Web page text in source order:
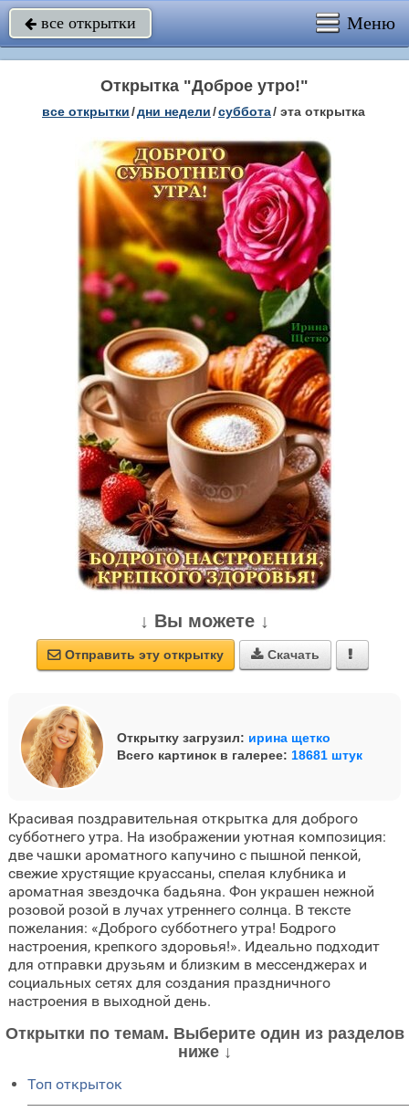
 все открытки Меню
Открытка "Доброе утро!"
все открытки/дни недели/суббота/ эта открытка
↓ Вы можете ↓
 Отправить эту открытку  Скачать 
Открытку загрузил: ирина щетко
Всего картинок в галерее: 18681 штук
Красивая поздравительная открытка для доброго
субботнего утра. На изображении уютная композиция:
две чашки ароматного капучино с пышной пенкой,
свежие хрустящие круассаны, спелая клубника и
ароматная звездочка бадьяна. Фон украшен нежной
розовой розой в лучах утреннего солнца. В тексте
пожелания: «Доброго субботнего утра! Бодрого
настроения, крепкого здоровья!». Идеально подходит
для отправки друзьям и близким в мессенджерах и
социальных сетях для создания праздничного
настроения в выходной день.
Открытки по темам. Выберите один из разделов
ниже ↓
Топ открыток